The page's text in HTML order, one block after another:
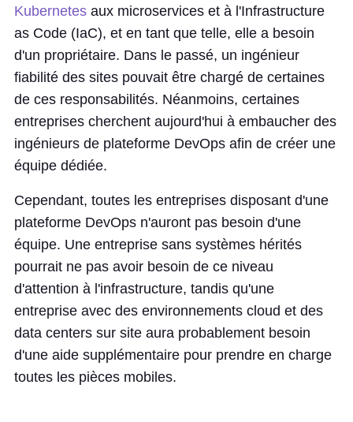
Kubernetes aux microservices et à l'Infrastructure
as Code (IaC), et en tant que telle, elle a besoin
d'un propriétaire. Dans le passé, un ingénieur
fiabilité des sites pouvait être chargé de certaines
de ces responsabilités. Néanmoins, certaines
entreprises cherchent aujourd'hui à embaucher des
ingénieurs de plateforme DevOps afin de créer une
équipe dédiée.
Cependant, toutes les entreprises disposant d'une
plateforme DevOps n'auront pas besoin d'une
équipe. Une entreprise sans systèmes hérités
pourrait ne pas avoir besoin de ce niveau
d'attention à l'infrastructure, tandis qu'une
entreprise avec des environnements cloud et des
data centers sur site aura probablement besoin
d'une aide supplémentaire pour prendre en charge
toutes les pièces mobiles.